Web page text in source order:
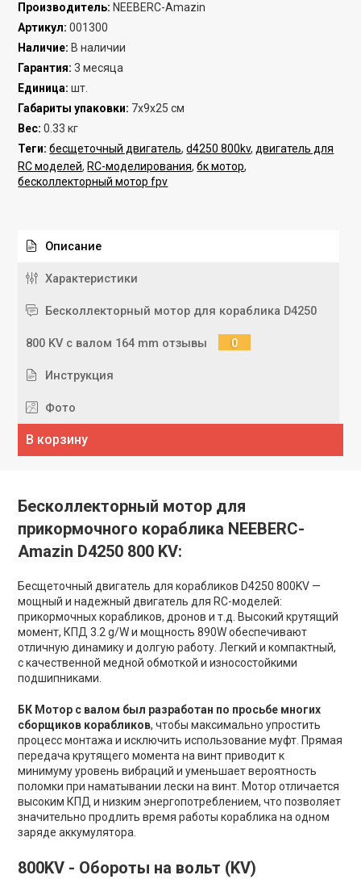
Производитель: NEEBERC-Amazin
Артикул: 001300
Наличие: В наличии
Гарантия: 3 месяца
Единица: шт.
Габариты упаковки: 7х9х25 см
Вес: 0.33 кг
Теги: бесщеточный двигатель,d4250 800kv, двигатель для
RC моделей, RC-моделирования,бк мотор,
бесколлекторный мотор fpv
Описание
Характеристики
Бесколлекторный мотор для кораблика D4250
800 KV с валом 164 mm отзывы 0
Инструкция
Фото
В корзину
Бесколлекторный мотор для
прикормочного кораблика NEEBERC-
Amazin D4250 800 KV:
Бесщеточный двигатель для корабликов D4250 800KV —
мощный и надежный двигатель для RC-моделей:
прикормочных корабликов, дронов и т.д. Высокий крутящий
момент, КПД 3.2 g/W и мощность 890W обеспечивают
отличную динамику и долгую работу. Легкий и компактный,
с качественной медной обмоткой и износостойкими
подшипниками.
БК Мотор с валом был разработан по просьбе многих
сборщиков корабликов, чтобы максимально упростить
процесс монтажа и исключить использование муфт. Прямая
передача крутящего момента на винт приводит к
минимуму уровень вибраций и уменьшает вероятность
поломки при наматывании лески на винт. Мотор отличается
высоким КПД и низким энергопотреблением, что позволяет
значительно продлить время работы кораблика на одном
заряде аккумулятора.
800KV - Обороты на вольт (KV)